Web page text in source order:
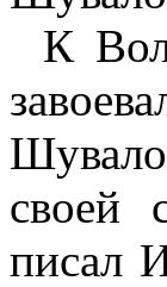
К
своей
писал